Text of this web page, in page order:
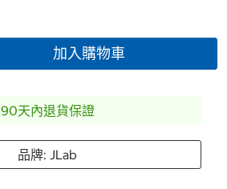
加入購物車
90天內退貨保證
品牌: JLab